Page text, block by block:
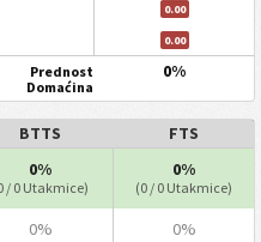
0.00
0.00
Prednost
Domaćina
0%
BTTS FTS
0%
/ 0 Utakmice)
0%
(0 / 0 Utakmice)
0% 0%